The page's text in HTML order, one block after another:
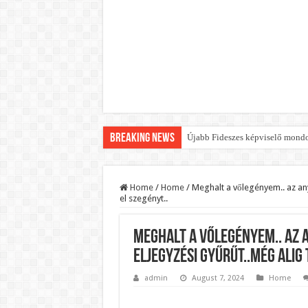
Breaking News Újabb Fideszes képviselő
Döntött a kormány az
Rendkívüli intézkedések
Jön a pénzeső a
Home / Home / Meghalt a vőlegényem.. az
el szegényt..
Meghalt a vőlegényem.. az
eljegyzési gyűrűt..még
admin August 7, 2024 Home